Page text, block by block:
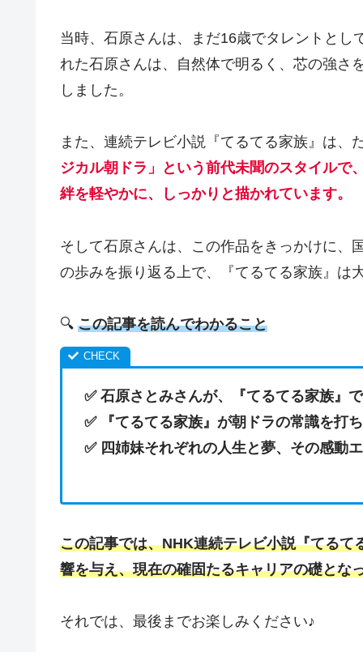
当時、石原さんは、まだ16歳でタレントと
れた石原さんは、自然体で明るく、芯の強さ
しました。
また、連続テレビ小説『てるてる家族』は、
ジカル朝ドラ」という前代未聞のスタイルで
絆を軽やかに、しっかりと描かれています。
そして石原さんは、この作品をきっかけに、
の歩みを振り返る上で、『てるてる家族』は
🔍 この記事を読んでわかること
✅ 石原さとみさんが、『てるてる家族』
✅
『てるてる家族』が朝ドラの常識を打
✅ 四姉妹それぞれの人生と夢、その感動
この記事では、NHK連続テレビ小説『てる
響を与え、現在の確固たるキャリアの礎とな
それでは、最後までお楽しみください♪